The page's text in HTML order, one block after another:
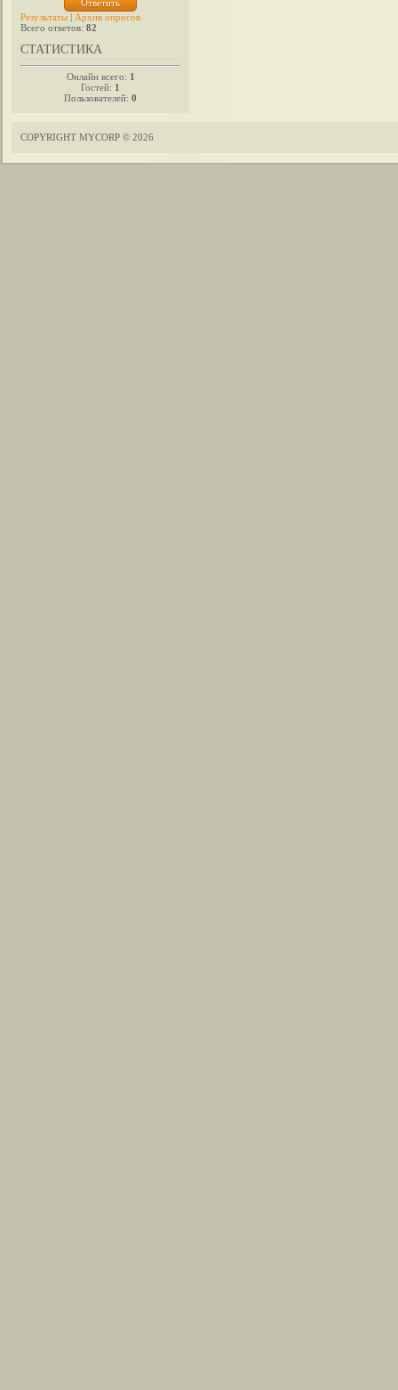
Результаты | Архив опросов
Всего ответов: 82
СТАТИСТИКА
Онлайн всего: 1
Гостей: 1
Пользователей: 0
COPYRIGHT MYCORP © 2026